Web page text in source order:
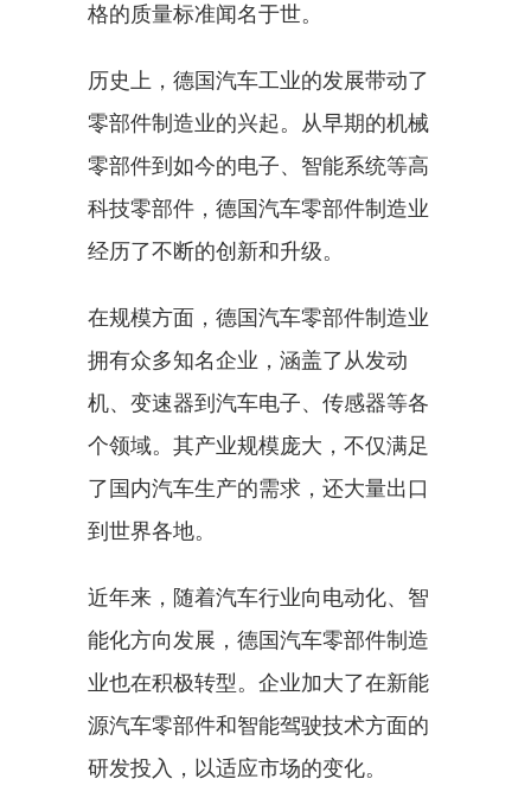
格的质量标准闻名于世。
历史上，德国汽车工业的发展带动了
零部件制造业的兴起。从早期的机械
零部件到如今的电子、智能系统等高
科技零部件，德国汽车零部件制造业
经历了不断的创新和升级。
在规模方面，德国汽车零部件制造业
拥有众多知名企业，涵盖了从发动
机、变速器到汽车电子、传感器等各
个领域。其产业规模庞大，不仅满足
了国内汽车生产的需求，还大量出口
到世界各地。
近年来，随着汽车行业向电动化、智
能化方向发展，德国汽车零部件制造
业也在积极转型。企业加大了在新能
源汽车零部件和智能驾驶技术方面的
研发投入，以适应市场的变化。